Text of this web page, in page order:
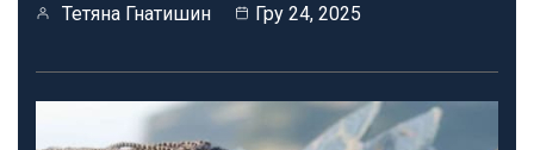
Тетяна Гнатишин Гру 24, 2025